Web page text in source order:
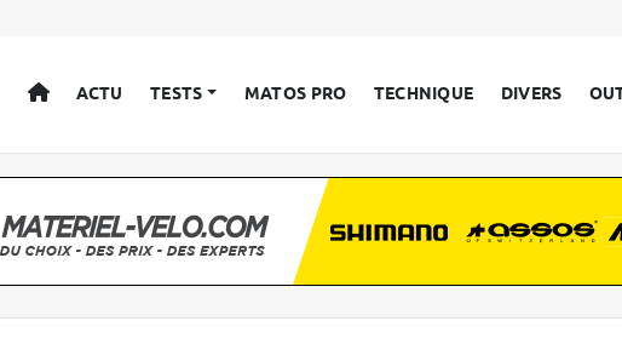
ACCUEIL
ACTU TESTS MATOS PRO TECHNIQUE DIVERS